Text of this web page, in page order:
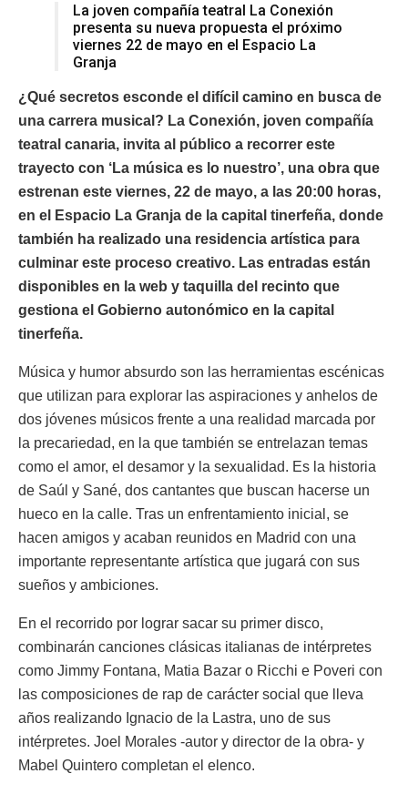
La joven compañía teatral La Conexión
presenta su nueva propuesta el próximo
viernes 22 de mayo en el Espacio La
Granja
¿Qué secretos esconde el difícil camino en busca de
una carrera musical? La Conexión, joven compañía
teatral canaria, invita al público a recorrer este
trayecto con ‘La música es lo nuestro’, una obra que
estrenan este viernes, 22 de mayo, a las 20:00 horas,
en el Espacio La Granja de la capital tinerfeña, donde
también ha realizado una residencia artística para
culminar este proceso creativo. Las entradas están
disponibles en la web y taquilla del recinto que
gestiona el Gobierno autonómico en la capital
tinerfeña.
Música y humor absurdo son las herramientas escénicas
que utilizan para explorar las aspiraciones y anhelos de
dos jóvenes músicos frente a una realidad marcada por
la precariedad, en la que también se entrelazan temas
como el amor, el desamor y la sexualidad. Es la historia
de Saúl y Sané, dos cantantes que buscan hacerse un
hueco en la calle. Tras un enfrentamiento inicial, se
hacen amigos y acaban reunidos en Madrid con una
importante representante artística que jugará con sus
sueños y ambiciones.
En el recorrido por lograr sacar su primer disco,
combinarán canciones clásicas italianas de intérpretes
como Jimmy Fontana, Matia Bazar o Ricchi e Poveri con
las composiciones de rap de carácter social que lleva
años realizando Ignacio de la Lastra, uno de sus
intérpretes. Joel Morales -autor y director de la obra- y
Mabel Quintero completan el elenco.